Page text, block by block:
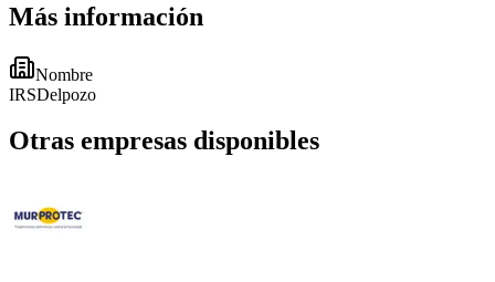
Más información
Nombre
IRSDelpozo
Otras empresas disponibles